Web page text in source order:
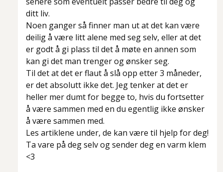
ditt liv.
Noen ganger så finner man ut at det kan være
deilig å være litt alene med seg selv, eller at det
er godt å gi plass til det å møte en annen som
kan gi det man trenger og ønsker seg.
Til det at det er flaut å slå opp etter 3 måneder,
er det absolutt ikke det. Jeg tenker at det er
heller mer dumt for begge to, hvis du fortsetter
å være sammen med en du egentlig ikke ønsker
å være sammen med.
Les artiklene under, de kan være til hjelp for deg!
Ta vare på deg selv og sender deg en varm klem
<3